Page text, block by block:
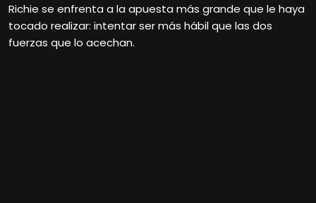
Richie se enfrenta a la apuesta más grande que le haya
tocado realizar: intentar ser más hábil que las dos
fuerzas que lo acechan.